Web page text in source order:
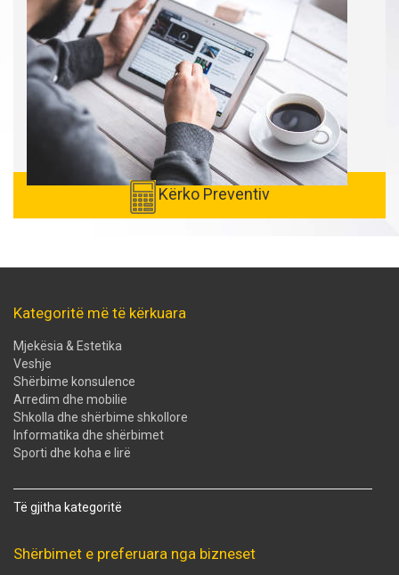
Kërko Preventiv
Kategoritë më të kërkuara
Mjekësia & Estetika
Veshje
Shërbime konsulence
Arredim dhe mobilie
Shkolla dhe shërbime shkollore
Informatika dhe shërbimet
Sporti dhe koha e lirë
Të gjitha kategoritë
Shërbimet e preferuara nga bizneset